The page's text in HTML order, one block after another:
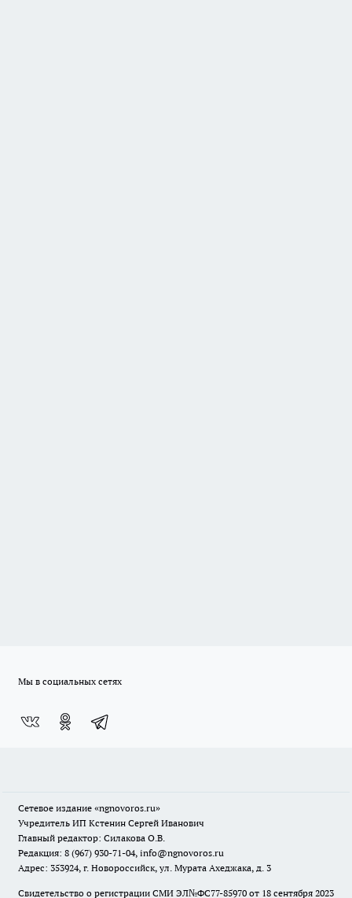
Мы в социальных сетях
Сетевое издание «ngnovoros.ru»
Учредитель ИП Кстенин Сергей Иванович
Главный редактор: Силакова О.В.
Редакция: 8 (967) 930-71-04, info@ngnovoros.ru
Адрес: 353924, г. Новороссийск, ул. Мурата Ахеджака, д. 3
Свидетельство о регистрации СМИ ЭЛ№ФС77-85970 от 18 сентября 2023